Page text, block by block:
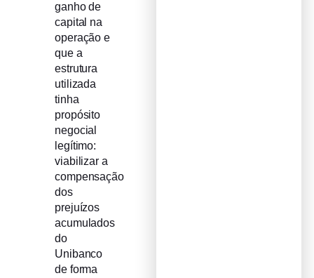
ganho de
capital na
operação e
que a
estrutura
utilizada
tinha
propósito
negocial
legítimo:
viabilizar a
compensação
dos
prejuízos
acumulados
do
Unibanco
de forma